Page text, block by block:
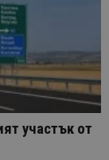
участък от